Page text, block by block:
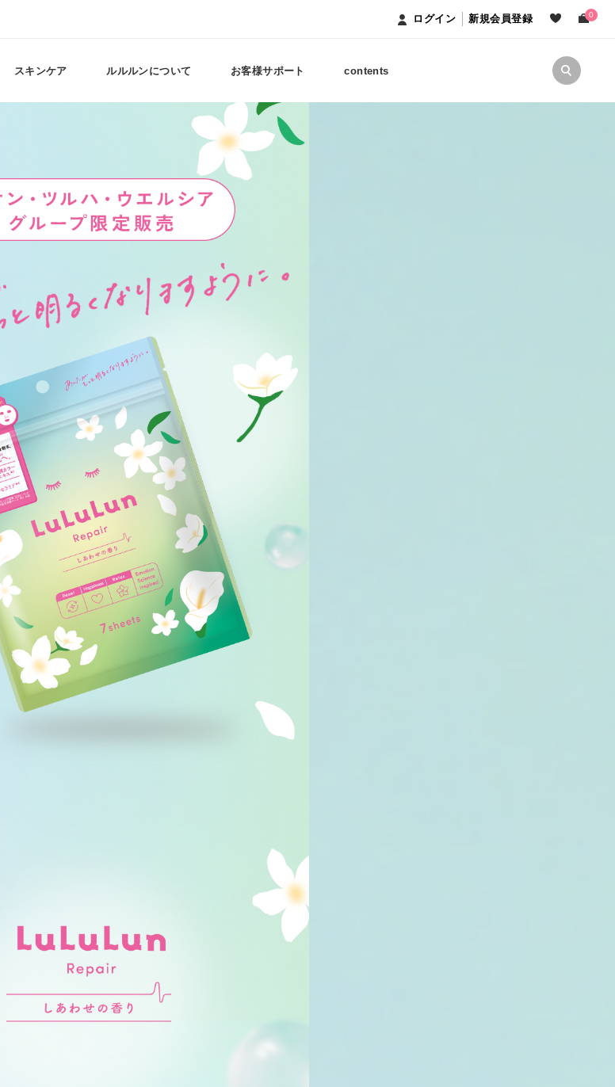
ログイン 新規会員登録 0
スキンケア ルルルンについて お客様サポート contents